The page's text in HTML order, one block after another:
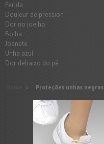
Ferida
Douleur de pression
Dor no joelho
Bolha
Joanete
Unha azul
Dor debaixo do pé
> Proteções unhas negras